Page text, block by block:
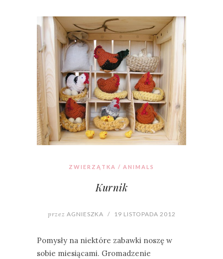
ZWIERZĄTKA / ANIMALS
Kurnik
przez AGNIESZKA / 19 LISTOPADA 2012
Pomysły na niektóre zabawki noszę w
sobie miesiącami. Gromadzenie